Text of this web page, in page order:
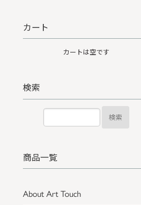
カート
カートは空です
検索
検索
商品一覧
About Art Touch